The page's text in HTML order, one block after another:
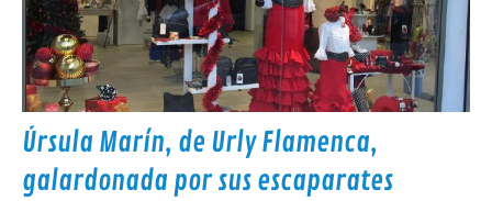
Úrsula Marín, de Urly Flamenca,
galardonada por sus escaparates